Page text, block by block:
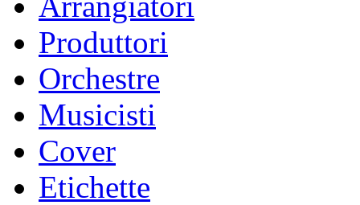
Produttori
Orchestre
Musicisti
Cover
Etichette